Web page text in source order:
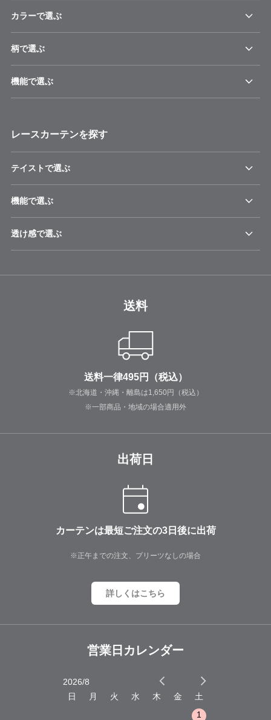
カラーで選ぶ
柄で選ぶ
機能で選ぶ
レースカーテンを探す
テイストで選ぶ
機能で選ぶ
透け感で選ぶ
送料
送料一律495円（税込）
※北海道・沖縄・離島は1,650円（税込）
※一部商品・地域の場合適用外
出荷日
カーテンは最短ご注文の3日後に出荷
※正午までの注文、プリーツなしの場合
詳しくはこちら
営業日カレンダー
2026/8
日
月 火 水 木 金
土
1